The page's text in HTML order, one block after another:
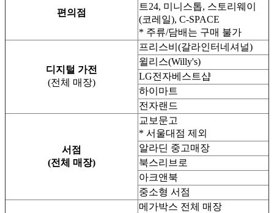
편의점
트24, 미니스톱, 스토리웨이
(코레일), C-SPACE
* 주류/담배는 구매 불가
디지털 가전
(전체 매장)
프리스비(갈라인터네셔널)
윌리스(Willy's)
LG전자베스트샵
하이마트
전자랜드
서점
(전체 매장)
교보문고
* 서울대점 제외
알라딘 중고매장
북스리브로
아크앤북
중소형 서점
메가박스 전체 매장